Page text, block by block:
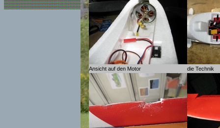
Ansicht auf den Motor die Technik